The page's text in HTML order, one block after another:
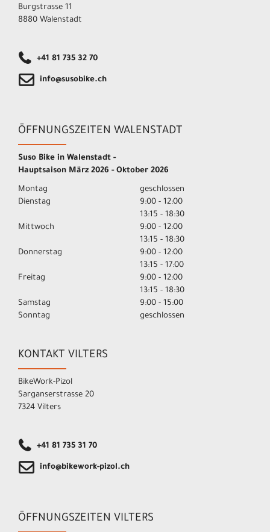
Burgstrasse 11
8880 Walenstadt
+41 81 735 32 70
info@susobike.ch
ÖFFNUNGSZEITEN WALENSTADT
Suso Bike in Walenstadt -
Hauptsaison März 2026 - Oktober 2026
Montag
geschlossen
Dienstag
9:00 - 12:00
13:15 - 18:30
Mittwoch
9:00 - 12:00
13:15 - 18:30
Donnerstag
9:00 - 12:00
13:15 - 17:00
Freitag
9:00 - 12:00
13:15 - 18:30
Samstag
9:00 - 15:00
Sonntag
geschlossen
KONTAKT VILTERS
BikeWork-Pizol
Sarganserstrasse 20
7324 Vilters
+41 81 735 31 70
info@bikework-pizol.ch
ÖFFNUNGSZEITEN VILTERS